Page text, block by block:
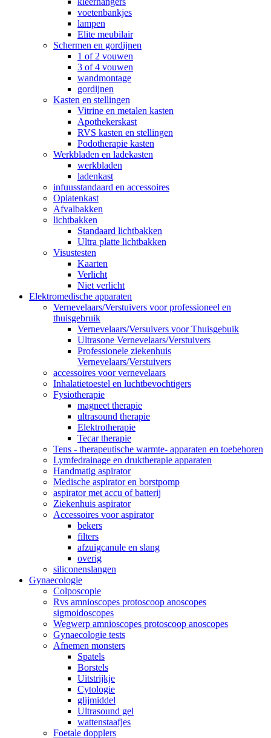
voetenbankjes
lampen
Elite meubilair
Schermen en gordijnen
1 of 2 vouwen
3 of 4 vouwen
wandmontage
gordijnen
Kasten en stellingen
Vitrine en metalen kasten
Apothekerskast
RVS kasten en stellingen
Podotherapie kasten
Werkbladen en ladekasten
werkbladen
ladenkast
infuusstandaard en accessoires
Opiatenkast
Afvalbakken
lichtbakken
Standaard lichtbakken
Ultra platte lichtbakken
Visustesten
Kaarten
Verlicht
Niet verlicht
Elektromedische apparaten
Vernevelaars/Verstuivers voor professioneel en
thuisgebruik
Vernevelaars/Versuivers voor Thuisgebuik
Ultrasone Vernevelaars/Verstuivers
Professionele ziekenhuis
Vernevelaars/Verstuivers
accessoires voor vernevelaars
Inhalatietoestel en luchtbevochtigers
Fysiotherapie
magneet therapie
ultrasound therapie
Elektrotherapie
Tecar therapie
Tens - therapeutische warmte- apparaten en toebehoren
Lymfedrainage en druktherapie apparaten
Handmatig aspirator
Medische aspirator en borstpomp
aspirator met accu of batterij
Ziekenhuis aspirator
Accessoires voor aspirator
bekers
filters
afzuigcanule en slang
overig
siliconenslangen
Gynaecologie
Colposcopie
Rvs amnioscopes protoscoop anoscopes
sigmoidoscopes
Wegwerp amnioscopes protoscoop anoscopes
Gynaecologie tests
Afnemen monsters
Spatels
Borstels
Uitstrijkje
Cytologie
glijmiddel
Ultrasound gel
wattenstaafjes
Foetale dopplers